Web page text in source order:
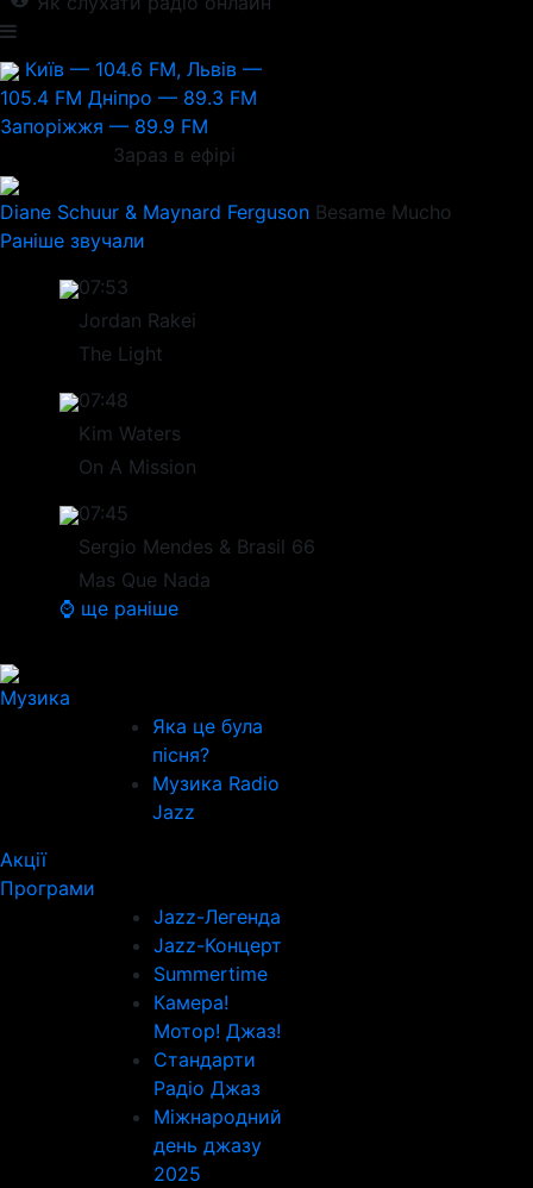
Київ — 104.6 FM, Львів —
105.4 FM Дніпро — 89.3 FM
Запоріжжя — 89.9 FM
Зараз в ефірі
Diane Schuur & Maynard Ferguson Besame Mucho
Раніше звучали
07:53
Jordan Rakei
The Light
07:48
Kim Waters
On A Mission
07:45
Sergio Mendes & Brasil 66
Mas Que Nada
⌚ ще раніше
Музика
Яка це була
пісня?
Музика Radio
Jazz
Акції
Програми
Jazz-Легенда
Jazz-Концерт
Summertime
Камера!
Мотор! Джаз!
Стандарти
Радіо Джаз
Міжнародний
день джазу
2025